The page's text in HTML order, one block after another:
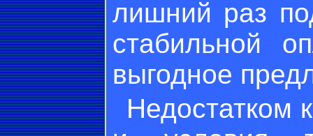
лишний раз
стабильной
выгодное
Недостатком